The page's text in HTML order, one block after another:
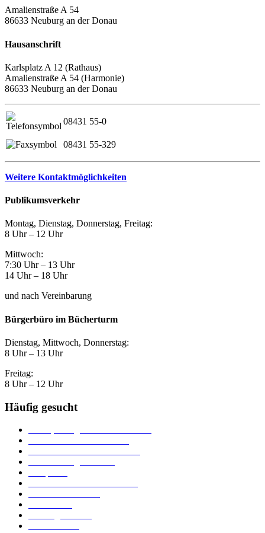
Amalienstraße A 54
86633 Neuburg an der Donau
Hausanschrift
Karlsplatz A 12 (Rathaus)
Amalienstraße A 54 (Harmonie)
86633 Neuburg an der Donau
08431 55-0
08431 55-329
Weitere Kontaktmöglichkeiten
Publikumsverkehr
Montag, Dienstag, Donnerstag, Freitag:
8 Uhr – 12 Uhr
Mittwoch:
7:30 Uhr – 13 Uhr
14 Uhr – 18 Uhr
und nach Vereinbarung
Bürgerbüro im Bücherturm
Dienstag, Mittwoch, Donnerstag:
8 Uhr – 13 Uhr
Freitag:
8 Uhr – 12 Uhr
Häufig gesucht